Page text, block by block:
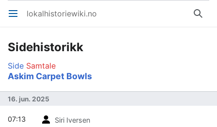
Åpne hovedmenyen lokalhistoriewiki.no Søk
Sidehistorikk
Side Samtale
Askim Carpet Bowls
16. jun. 2025
Siri Iversen
07:13